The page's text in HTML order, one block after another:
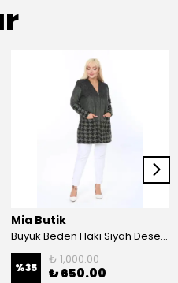
Mia Butik
Büyük Beden Haki Siyah Desenli Hırka
%35
₺ 1,000.00
₺ 650.00